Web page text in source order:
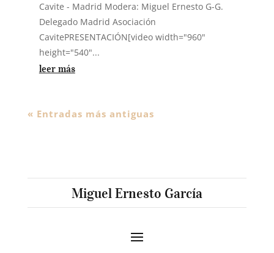
Cavite - Madrid Modera: Miguel Ernesto G-G.
Delegado Madrid Asociación
CavitePRESENTACIÓN[video width="960"
height="540"...
leer más
« Entradas más antiguas
Miguel Ernesto García